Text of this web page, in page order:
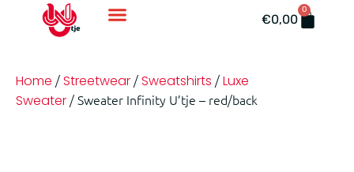
€0,00
0
Home /Streetwear /Sweatshirts /Luxe
Sweater / Sweater Infinity U’tje – red/back